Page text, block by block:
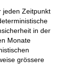
jeden Zeitpunkt
in der
Monate
grössere